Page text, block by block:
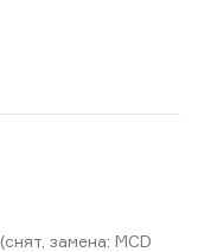
замена: MCD